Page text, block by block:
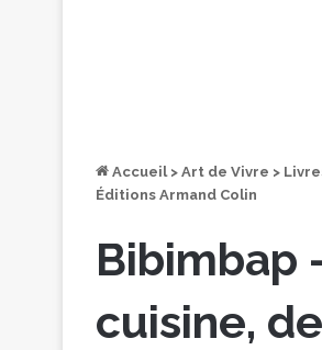
Accueil > Art de Vivre >
Éditions Armand Colin
Bibimbap
cuisine,